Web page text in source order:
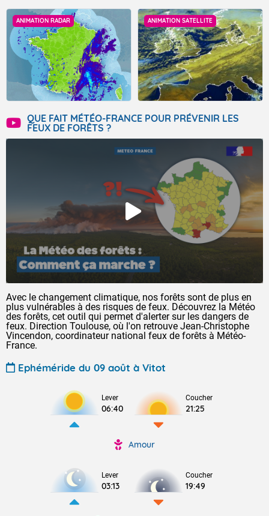
ANIMATION RADAR ANIMATION SATELLITE
QUE FAIT MÉTÉO-FRANCE POUR PRÉVENIR LES
FEUX DE FORÊTS ?
Avec le changement climatique, nos forêts sont de plus en
plus vulnérables à des risques de feux. Découvrez la Météo
des forêts, cet outil qui permet d'alerter sur les dangers de
feux. Direction Toulouse, où l'on retrouve Jean-Christophe
Vincendon, coordinateur national feux de forêts à Météo-
France.
Ephéméride du 09 août à Vitot
Lever
06:40
Coucher
21:25
Amour
Lever
03:13
Coucher
19:49